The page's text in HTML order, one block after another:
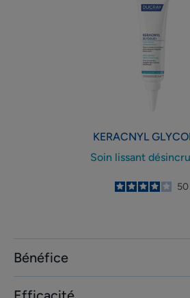
lissant
KERACNYL
Soin lissant
4
/5
50
Bénéfice